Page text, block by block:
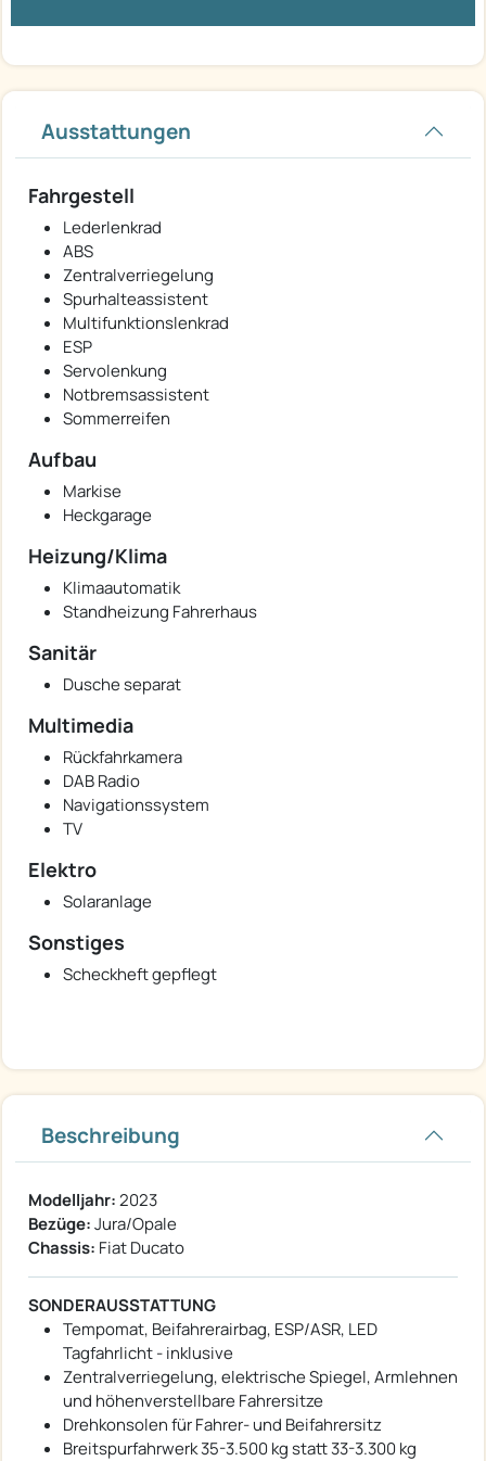
Ausstattungen
Fahrgestell
Lederlenkrad
ABS
Zentralverriegelung
Spurhalteassistent
Multifunktionslenkrad
ESP
Servolenkung
Notbremsassistent
Sommerreifen
Aufbau
Markise
Heckgarage
Heizung/Klima
Klimaautomatik
Standheizung Fahrerhaus
Sanitär
Dusche separat
Multimedia
Rückfahrkamera
DAB Radio
Navigationssystem
TV
Elektro
Solaranlage
Sonstiges
Scheckheft gepflegt
Beschreibung
Modelljahr:2023
Bezüge:Jura/Opale
Chassis: Fiat Ducato
SONDERAUSSTATTUNG
Tempomat, Beifahrerairbag, ESP/ASR, LED
Tagfahrlicht - inklusive
Zentralverriegelung, elektrische Spiegel, Armlehnen
und höhenverstellbare Fahrersitze
Drehkonsolen für Fahrer- und Beifahrersitz
Breitspurfahrwerk 35-3.500 kg statt 33-3.300 kg